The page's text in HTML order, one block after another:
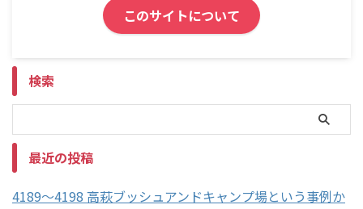
このサイトについて
検索
最近の投稿
4189～4198 高萩ブッシュアンドキャンプ場という事例か